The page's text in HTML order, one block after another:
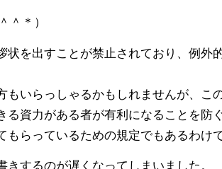
＊）
を出すことが禁止されており、例外
もいらっしゃるかもしれませんが、
資力がある者が有利になることを防ぐ
らっているための規定でもあるわけで
するのが遅くなってしまいました。